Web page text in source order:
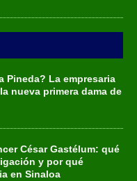
Pineda? La empresaria
nueva primera dama de
César Gastélum: qué
y por qué
en Sinaloa